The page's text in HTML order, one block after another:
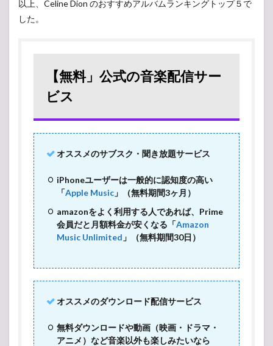
以上、Celine Dion のおすすめアルバムランキングトップ５で
した。
【無料」公式の音楽配信サー
ビス
オススメのサブスク・聞き放題サービス
iPhoneユーザーは一般的に認知度の高い
「Apple Music 」（無料期間3ヶ月）
amazonをよく利用する人であれば、Prime
会員だと月額料金が安くなる「Amazon
Music Unlimited 」（無料期間30日）
オススメのダウンロード配信サービス
無料ダウンロードや動画（映画・ドラマ・
アニメ）など音楽以外も楽しみたいなら